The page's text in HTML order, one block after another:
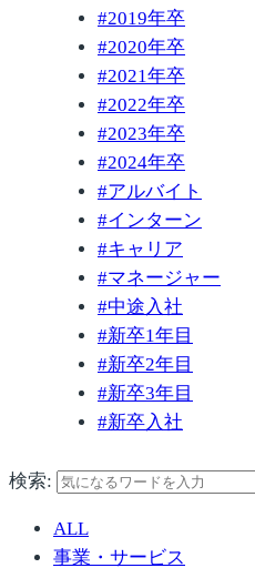
#2019年卒
#2020年卒
#2021年卒
#2022年卒
#2023年卒
#2024年卒
#アルバイト
#インターン
#キャリア
#マネージャー
#中途入社
#新卒1年目
#新卒2年目
#新卒3年目
#新卒入社
検索:
ALL
事業・サービス